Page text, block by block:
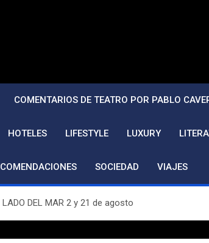
COMENTARIOS DE TEATRO POR PABLO
HOTELES LIFESTYLE LUXURY
SOCIEDAD VIAJES
LADO DEL MAR 2 y 21 de agosto